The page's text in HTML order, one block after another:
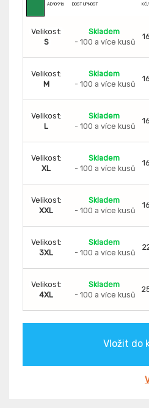
AD10916 DOSTUPNOST
Velikost:
S
Skladem
- 100 a více kusů
Velikost:
M
Skladem
- 100 a více kusů
Velikost:
L
Skladem
- 100 a více kusů
Velikost:
XL
Skladem
- 100 a více kusů
Velikost:
XXL
Skladem
- 100 a více kusů
Velikost:
3XL
Skladem
- 100 a více kusů
Velikost:
4XL
Skladem
- 100 a více kusů
Vložit do